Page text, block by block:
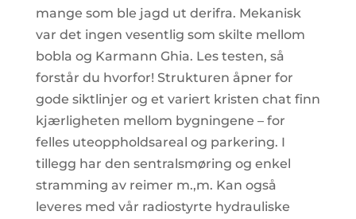
mange som ble jagd ut derifra. Mekanisk
var det ingen vesentlig som skilte mellom
bobla og Karmann Ghia. Les testen, så
forstår du hvorfor! Strukturen åpner for
gode siktlinjer og et variert kristen chat finn
kjærligheten mellom bygningene – for
felles uteoppholdsareal og parkering. I
tillegg har den sentralsmøring og enkel
stramming av reimer m.,m. Kan også
leveres med vår radiostyrte hydrauliske